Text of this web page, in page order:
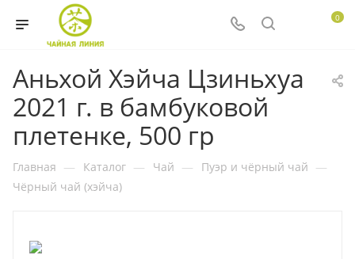
0
Аньхой Хэйча Цзиньхуа
2021 г. в бамбуковой
плетенке, 500 гр
Главная — Каталог — Чай — Пуэр и чёрный чай —
Чёрный чай (хэйча)